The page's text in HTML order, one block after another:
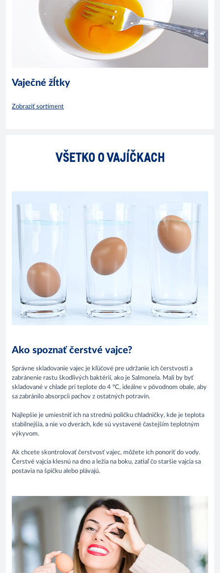
Vaječné žĺtky
Zobraziť sortiment
VŠETKO O VAJÍČKACH
Ako spoznať čerstvé vajce?
Správne skladovanie vajec je kľúčové pre udržanie ich čerstvosti a
zabránenie rastu škodlivých baktérií, ako je Salmonela. Mali by byť
skladované v chlade pri teplote do 4 °C, ideálne v pôvodnom obale, aby
sa zabránilo absorpcii pachov z ostatných potravín.
Najlepšie je umiestniť ich na strednú poličku chladničky, kde je teplota
stabilnejšia, a nie vo dverách, kde sú vystavené častejším teplotným
výkyvom.
Ak chcete skontrolovať čerstvosť vajec, môžete ich ponoriť do vody.
Čerstvé vajcia klesnú na dno a ležia na boku, zatiaľ čo staršie vajcia sa
postavia na špičku alebo plávajú.